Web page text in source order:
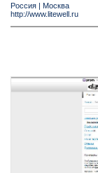
Россия | Москва
http://www.litewell.ru